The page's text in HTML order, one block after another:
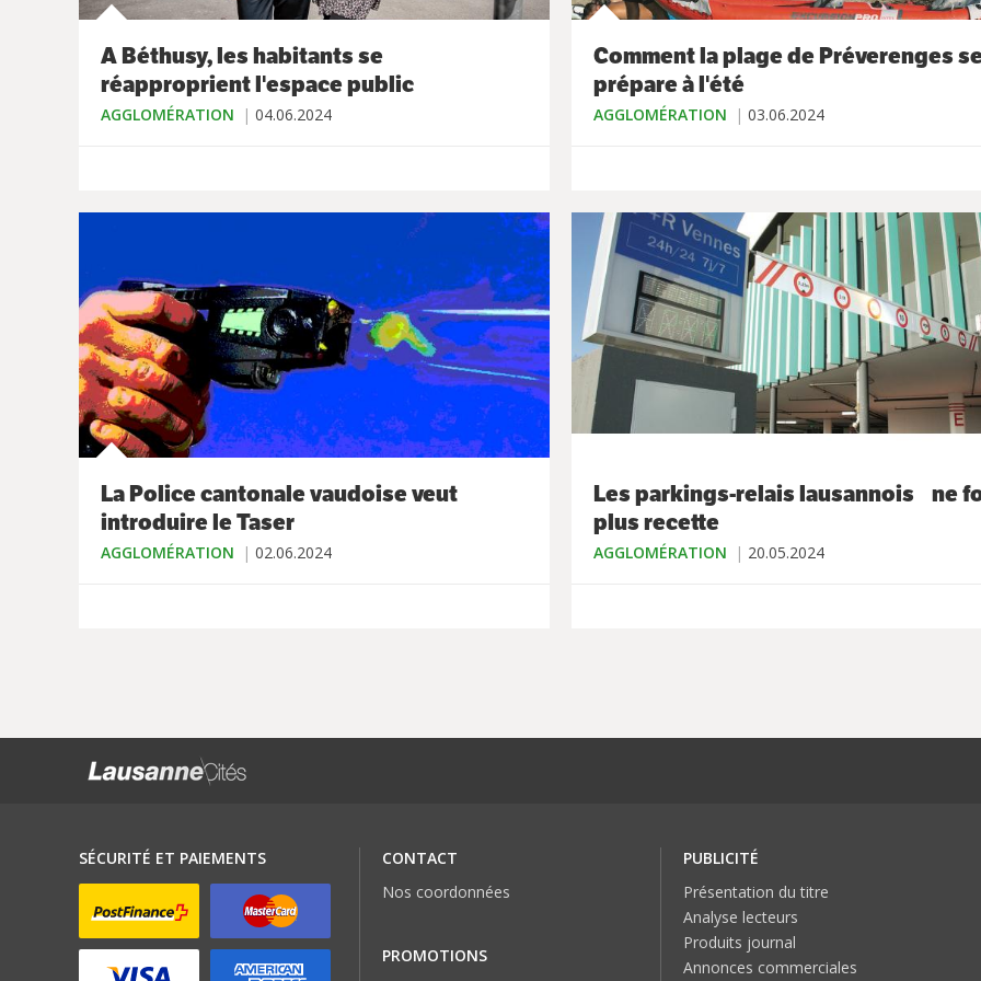
A Béthusy, les habitants se
réapproprient l'espace public
AGGLOMÉRATION 04.06.2024
Comment la plage de Préverenges
prépare à l'été
AGGLOMÉRATION 03.06.2024
La Police cantonale vaudoise veut
introduire le Taser
AGGLOMÉRATION 02.06.2024
Les parkings-relais lausannois ne
plus recette
AGGLOMÉRATION 20.05.2024
SÉCURITÉ ET PAIEMENTS
CONTACT
Nos coordonnées
PROMOTIONS
PUBLICITÉ
Présentation du titre
Analyse lecteurs
Produits journal
Annonces commerciales